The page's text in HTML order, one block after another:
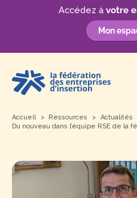
Accédez à votre
Mon
contenu
Accueil Ressources
Actualités
Du nouveau dans l’équipe RSE de la